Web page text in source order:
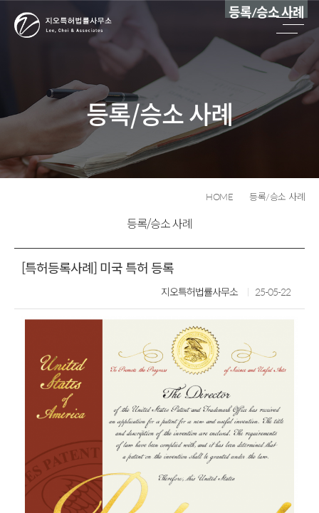
등록/승소 사례
HOME 등록/승소 사례
등록/승소 사례
등록/승소 사례
[특허등록사례] 미국 특허 등록
지오특허법률사무소 25-05-22